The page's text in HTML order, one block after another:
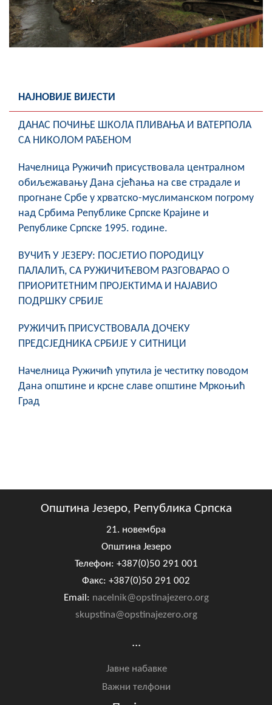
НАЈНОВИЈЕ ВИЈЕСТИ
ДАНАС ПОЧИЊЕ ШКОЛА ПЛИВАЊА И ВАТЕРПОЛА
СА НИКОЛОМ РАЂЕНОМ
Начелница Ружичић присуствовала централном
обиљежавању Дана сјећања на све страдале и
прогнане Србе у хрватско-муслиманском погрому
над Србима Републике Српске Крајине и
Републике Српске 1995. године.
ВУЧИЋ У ЈЕЗЕРУ: ПОСЈЕТИО ПОРОДИЦУ
ПАЛАЛИЋ, СА РУЖИЧИЋЕВОМ РАЗГОВАРАО О
ПРИОРИТЕТНИМ ПРОЈЕКТИМА И НАЈАВИО
ПОДРШКУ СРБИЈЕ
РУЖИЧИЋ ПРИСУСТВОВАЛА ДОЧЕКУ
ПРЕДСЈЕДНИКА СРБИЈЕ У СИТНИЦИ
Начелница Ружичић упутила је честитку поводом
Дана општине и крсне славе општине Мркоњић
Град
Општина Језеро, Република Српска
21. новембра
Општина Језеро
Телефон: +387(0)50 291 001
Факс: +387(0)50 291 002
Email: nacelnik@opstinajezero.org
skupstina@opstinajezero.org
...
Јавне набавке
Важни телфони